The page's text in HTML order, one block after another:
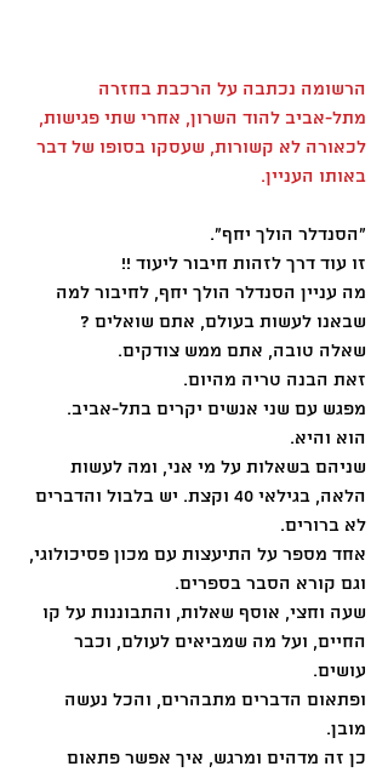
הרשומה נכתבה על הרכבת בחזרה
מתל-אביב להוד השרון, אחרי שתי פגישות,
לכאורה לא קשורות, שעסקו בסופו של דבר
באותו העניין.
"הסנדלר הולך יחף".
זו עוד דרך לזהות חיבור ליעוד !!
מה עניין הסנדלר הולך יחף, לחיבור למה
שבאנו לעשות בעולם, אתם שואלים ?
שאלה טובה, אתם ממש צודקים.
זאת הבנה טריה מהיום.
מפגש עם שני אנשים יקרים בתל-אביב.
הוא והיא.
שניהם בשאלות על מי אני, ומה לעשות
הלאה, בגילאי 40 וקצת. יש בלבול והדברים
לא ברורים.
אחד מספר על התיעצות עם מכון פסיכולוגי,
וגם קורא הסבר בספרים.
שעה וחצי, אוסף שאלות, והתבוננות על קו
החיים, ועל מה שמביאים לעולם, וכבר
עושים.
ופתאום הדברים מתבהרים, והכל נעשה
מובן.
כן זה מדהים ומרגש, איך אפשר פתאום